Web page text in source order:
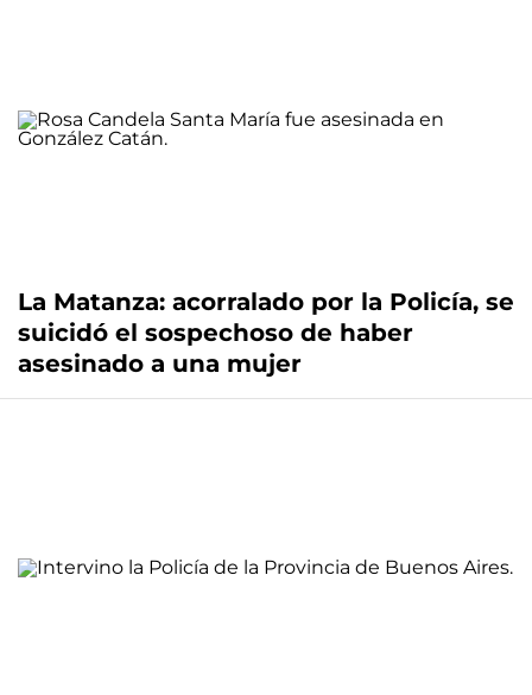
La Matanza: acorralado por la Policía, se
suicidó el sospechoso de haber
asesinado a una mujer